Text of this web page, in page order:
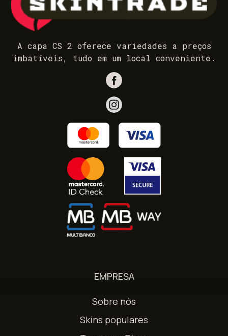
A capa CS 2 oferece variedades a preços
imbatíveis, tudo em um local conveniente.
EMPRESA
Sobre nós
Skins populares